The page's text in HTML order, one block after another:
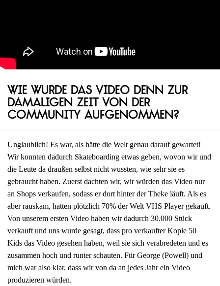
Wie wurde das Video denn zur
damaligen Zeit von der
Community aufgenommen?
Unglaublich! Es war, als hätte die Welt genau darauf gewartet!
Wir konnten dadurch Skateboarding etwas geben, wovon wir und
die Leute da draußen selbst nicht wussten, wie sehr sie es
gebraucht haben. Zuerst dachten wir, wir würden das Video nur
an Shops verkaufen, sodass er dort hinter der Theke läuft. Als es
aber rauskam, hatten plötzlich 70% der Welt VHS Player gekauft.
Von unserem ersten Video haben wir dadurch 30.000 Stück
verkauft und uns wurde gesagt, dass pro verkaufter Kopie 50
Kids das Video gesehen haben, weil sie sich verabredeten und es
zusammen hoch und runter schauten. Für George (Powell) und
mich war also klar, dass wir von da an jedes Jahr ein Video
produzieren würden.